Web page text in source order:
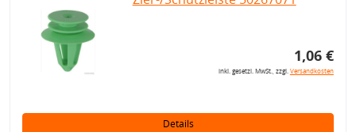
1,06 €
inkl. gesetzl. MwSt., zzgl.Versandkosten
Details